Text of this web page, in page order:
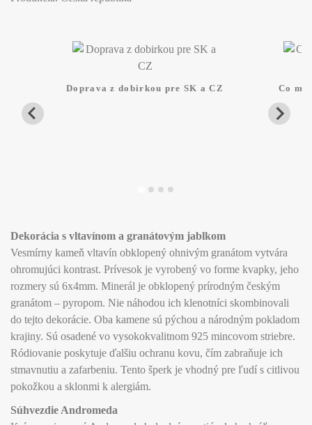
Doprava z dobirkou pre SK a CZ Co
Dekorácia s vltavínom a granátovým jablkom
Vesmírny kameň vltavín obklopený ohnivým granátom vytvára
ohromujúci kontrast. Prívesok je vyrobený vo forme kvapky, jeho
rozmery sú 6x4mm. Minerál je obklopený prírodným českým
granátom – pyropom. Nie náhodou ich klenotníci skombinovali
do tejto dekorácie. Oba kamene sú pýchou a národným pokladom
krajiny. Sú osadené vo vysokokvalitnom 925 mincovom striebre.
Ródiovanie poskytuje ďalšiu ochranu kovu, čím zabraňuje ich
stmavnutiu a zafarbeniu. Tento šperk je vhodný pre ľudí s citlivou
pokožkou a sklonmi k alergiám.
Súhvezdie Andromeda